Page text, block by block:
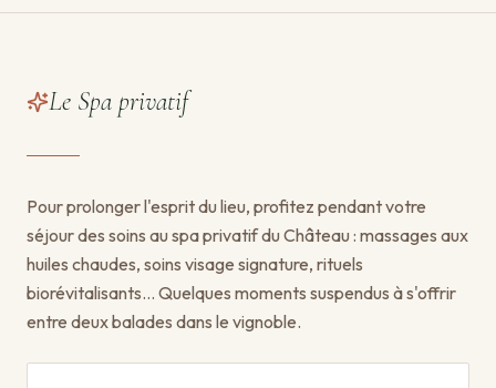
Le Spa privatif
Pour prolonger l'esprit du lieu, profitez pendant votre
séjour des soins au spa privatif du Château : massages aux
huiles chaudes, soins visage signature, rituels
biorévitalisants… Quelques moments suspendus à s'offrir
entre deux balades dans le vignoble.